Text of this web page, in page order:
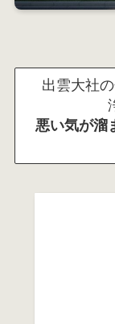
出雲大社
悪い気が溜